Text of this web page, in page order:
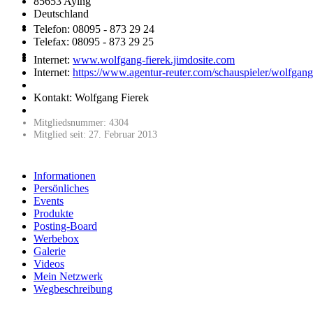
Deutschland
Telefon: 08095 - 873 29 24
Telefax: 08095 - 873 29 25
Internet: www.wolfgang-fierek.jimdosite.com
Internet: https://www.agentur-reuter.com/schauspieler/
Kontakt: Wolfgang Fierek
Mitgliedsnummer: 4304
Mitglied seit: 27. Februar 2013
Informationen
Persönliches
Events
Produkte
Posting-Board
Werbebox
Galerie
Videos
Mein Netzwerk
Wegbeschreibung